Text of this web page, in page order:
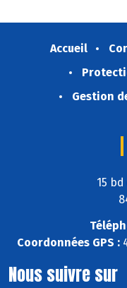
Accueil
Gestion
15
Coordonnées GPS :
Nous suivre sur